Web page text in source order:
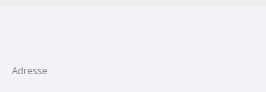
c
Adresse